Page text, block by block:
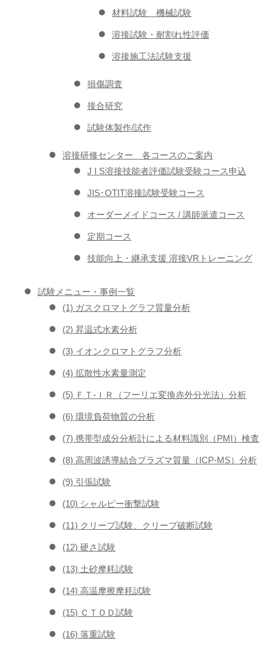
材料試験 機械試験
溶接試験・耐割れ性評価
溶接施工法試験支援
損傷調査
接合研究
試験体製作/試作
溶接研修センター 各コースのご案内
J I S溶接技能者評価試験受験コース申込
JIS･OTIT溶接試験受験コース
オーダーメイドコース / 講師派遣コース
定期コース
技能向上・継承支援 溶接VRトレーニング
試験メニュー・事例一覧
(1) ガスクロマトグラフ質量分析
(2) 昇温式水素分析
(3) イオンクロマトグラフ分析
(4) 拡散性水素量測定
(5) ＦＴ-ＩＲ（フーリエ変換赤外分光法）分析
(6) 環境負荷物質の分析
(7) 携帯型成分分析計による材料識別（PMI）検査
(8) 高周波誘導結合プラズマ質量（ICP-MS）分析
(9) 引張試験
(10) シャルピー衝撃試験
(11) クリープ試験、クリープ破断試験
(12) 硬さ試験
(13) 土砂摩耗試験
(14) 高温摩擦摩耗試験
(15) ＣＴＯＤ試験
(16) 落重試験